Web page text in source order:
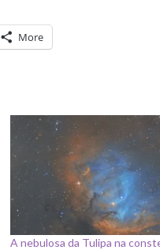
More
A nebulosa da Tulipa na